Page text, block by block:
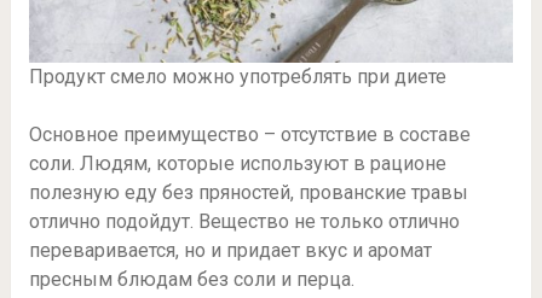
Продукт смело можно употреблять при диете
Основное преимущество – отсутствие в составе
соли. Людям, которые используют в рационе
полезную еду без пряностей, прованские травы
отлично подойдут. Вещество не только отлично
переваривается, но и придает вкус и аромат
пресным блюдам без соли и перца.